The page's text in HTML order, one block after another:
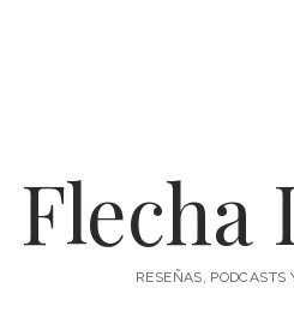
RESEÑAS, PODCASTS